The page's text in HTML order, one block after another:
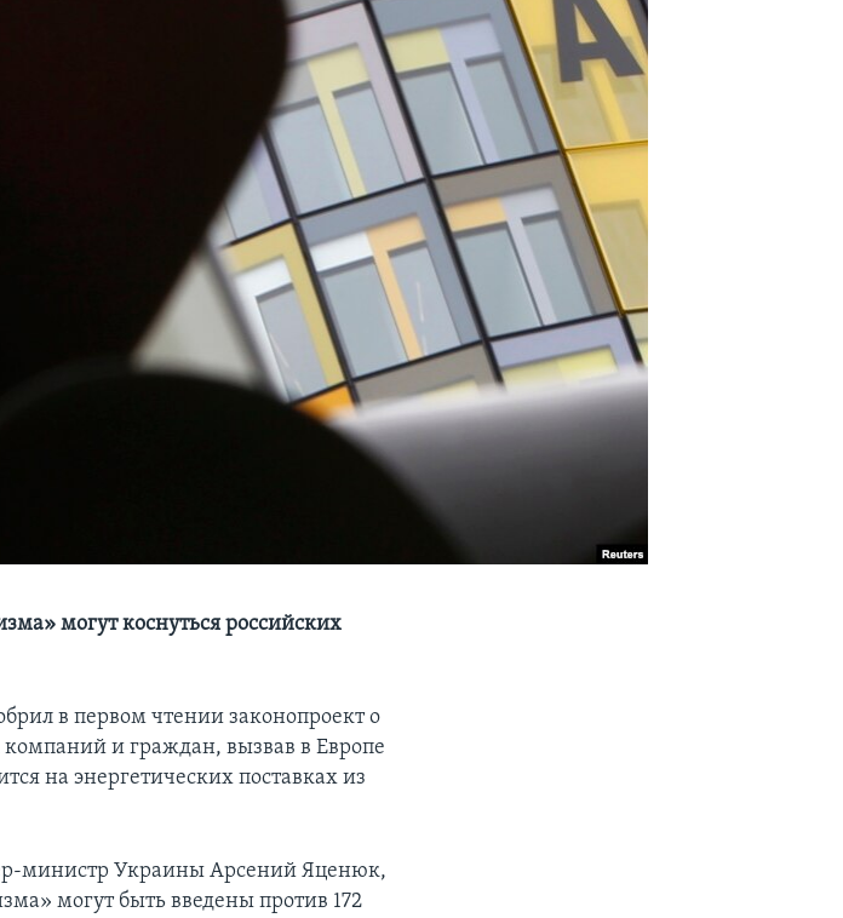
могут коснуться российских
в первом чтении законопроект о
и граждан, вызвав в Европе
на энергетических поставках из
министр Украины Арсений Яценюк,
могут быть введены против 172